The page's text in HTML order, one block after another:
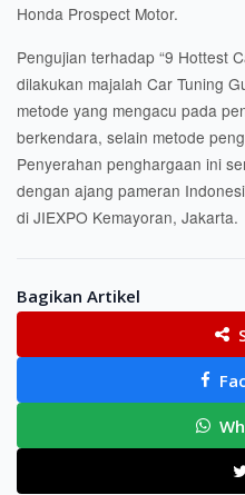
Honda Prospect Motor.
Pengujian terhadap “9 Hottest
dilakukan majalah Car Tuning
metode yang mengacu pada
berkendara, selain metode
Penyerahan penghargaan ini
dengan ajang pameran
di JIEXPO Kemayoran, Jakarta.
Bagikan Artikel